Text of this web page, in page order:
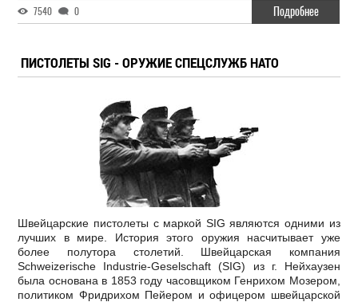
7540 0 Подробнее
ПИСТОЛЕТЫ SIG - ОРУЖИЕ СПЕЦСЛУЖБ НАТО
Швейцарские пистолеты с маркой SIG являются одними из
лучших в мире. История этого оружия насчитывает уже
более полутора столетий. Швейцарская компания
Schweizerische Industrie-Geselschaft (SIG) из г. Нейхаузен
была основана в 1853 году часовщиком Генрихом Мозером,
политиком Фридрихом Пейером и офицером швейцарской